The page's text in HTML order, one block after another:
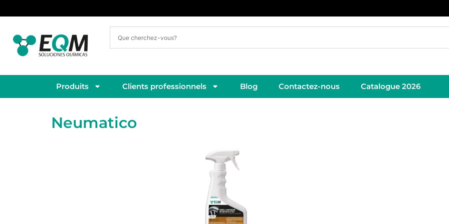
Livraison sous 3 à 5 jours ouvrés
Produits Clients professionnels Blog Contactez-nous Catalogue 2026
Neumatico